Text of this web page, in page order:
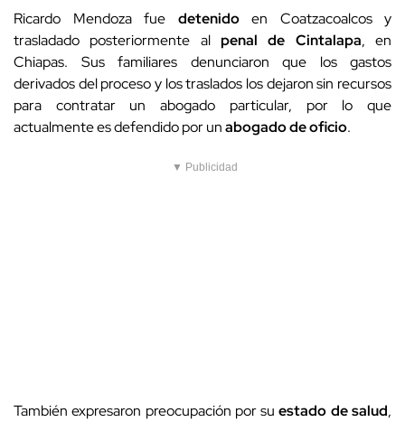
Ricardo Mendoza fue detenidoen Coatzacoalcos y
trasladado posteriormente al penal de Cintalapa, en
Chiapas. Sus familiares denunciaron que los gastos
derivados del proceso y los traslados los dejaron sin recursos
para contratar un abogado particular, por lo que
actualmente es defendido por unabogado de oficio.
▼ Publicidad
También expresaron preocupación por suestado de salud,